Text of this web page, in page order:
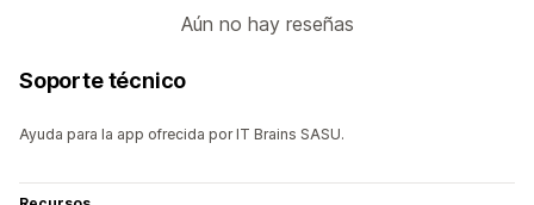
Aún no hay reseñas
Soporte técnico
Ayuda para la app ofrecida por IT Brains SASU.